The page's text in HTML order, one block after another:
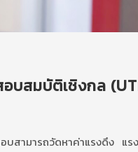
บสมบัติเชิงกล
บสามารถวัดหาค่าแรงดึง แ